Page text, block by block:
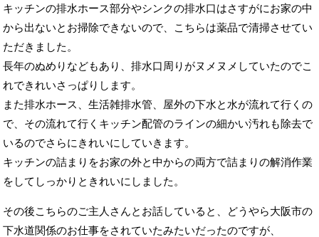
キッチンの排水ホース部分やシンクの排水口はさすがにお家の中
から出ないとお掃除できないので、こちらは薬品で清掃させてい
ただきました。
長年のぬめりなどもあり、排水口周りがヌメヌメしていたのでこ
れできれいさっぱりします。
また排水ホース、生活雑排水管、屋外の下水と水が流れて行くの
で、その流れて行くキッチン配管のラインの細かい汚れも除去で
いるのでさらにきれいにしていきます。
キッチンの詰まりをお家の外と中からの両方で詰まりの解消作業
をしてしっかりときれいにしました。
その後こちらのご主人さんとお話していると、どうやら大阪市の
下水道関係のお仕事をされていたみたいだったのですが、